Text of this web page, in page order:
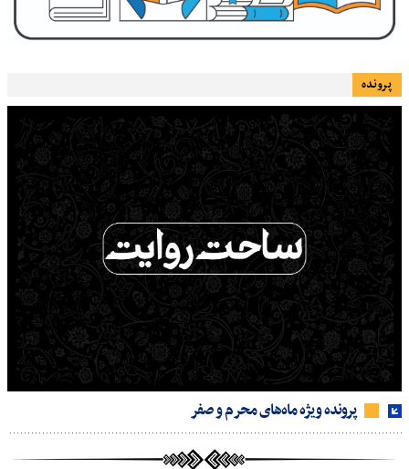
پرونده
پرونده ویژه ماه‌های محرم و صفر